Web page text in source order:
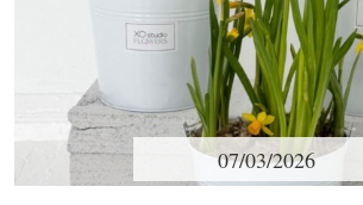
07/03/2026